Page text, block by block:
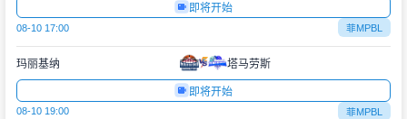
即将开始
08-10 17:00 菲MPBL
玛丽基纳 塔马劳斯
即将开始
08-10 19:00 菲MPBL